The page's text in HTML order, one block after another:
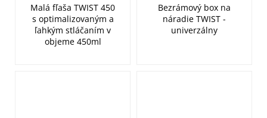
Malá fľaša TWIST 450
s optimalizovaným a
ľahkým stláčaním v
objeme 450ml
Bezrámový box na
náradie TWIST -
univerzálny